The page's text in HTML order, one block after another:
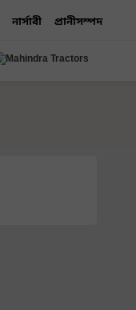
নার্সারী প্রানীসম্পদ